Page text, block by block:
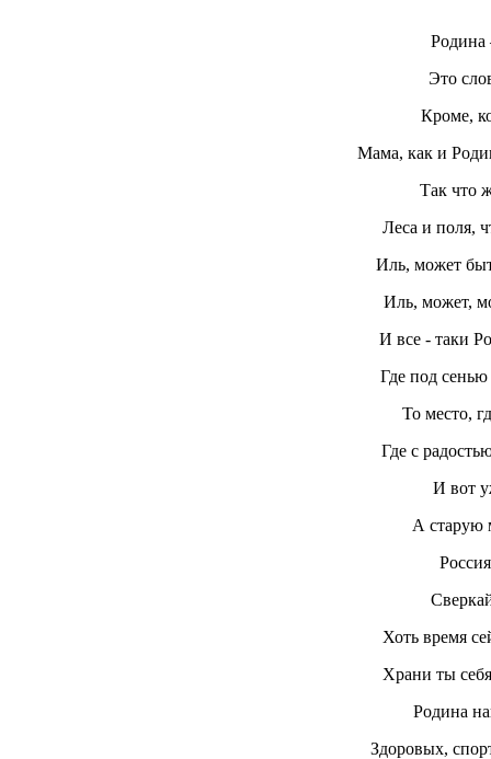
Родина
Это
Кроме,
Мама, как и
Так что
Леса и поля,
Иль, может
Иль, может,
И все - таки
Где под
То место,
Где с
И вот
А старую
Хоть время
Храни ты
Родина
Здоровых,